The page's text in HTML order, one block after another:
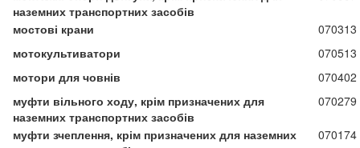
наземних транспортних засобів
мостові крани
070313
мотокультиватори
070513
мотори для човнів
070402
муфти вільного ходу, крім призначених для
наземних транспортних засобів
070279
муфти зчеплення, крім призначених для наземних
070174